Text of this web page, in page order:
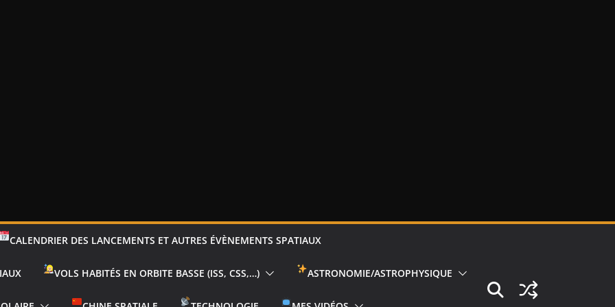
CALENDRIER DES LANCEMENTS ET AUTRES ÉVÈNEMENTS SPATIAUX
VOLS HABITÉS EN ORBITE BASSE (ISS, CSS,…) ASTRONOMIE/ASTROPHYSIQUE